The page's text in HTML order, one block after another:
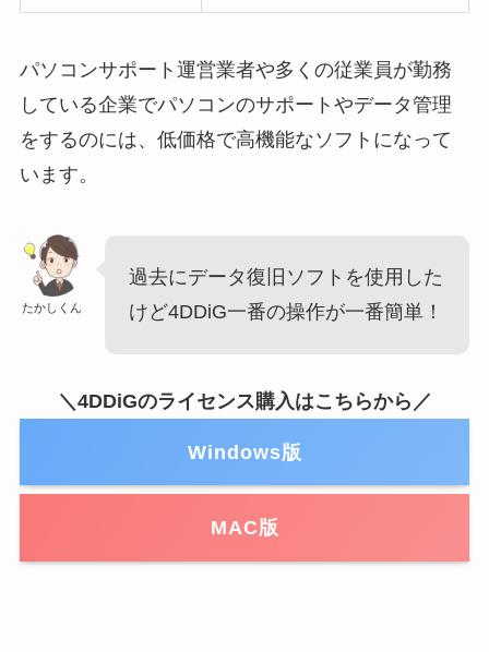
パソコンサポート運営業者や多くの従業員が勤務
している企業でパソコンのサポートやデータ管理
をするのには、低価格で高機能なソフトになって
います。
たかしくん
過去にデータ復旧ソフトを使用した
けど4DDiG一番の操作が一番簡単！
＼4DDiGのライセンス購入はこちらから／
Windows版
MAC版